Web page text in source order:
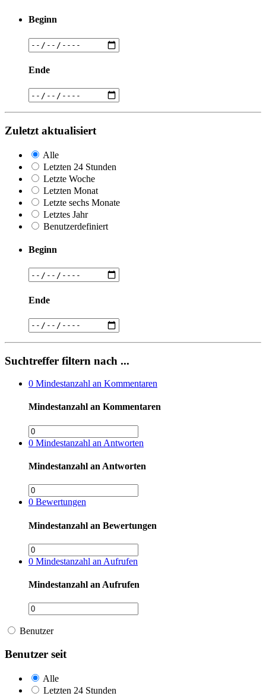
Beginn
Ende
Zuletzt aktualisiert
Alle
Letzten 24 Stunden
Letzte Woche
Letzten Monat
Letzte sechs Monate
Letztes Jahr
Benutzerdefiniert
Beginn
Ende
Suchtreffer filtern nach ...
0 Mindestanzahl an Kommentaren
Mindestanzahl an Kommentaren
0 Mindestanzahl an Antworten
Mindestanzahl an Antworten
0 Bewertungen
Mindestanzahl an Bewertungen
0 Mindestanzahl an Aufrufen
Mindestanzahl an Aufrufen
Benutzer
Benutzer seit
Alle
Letzten 24 Stunden